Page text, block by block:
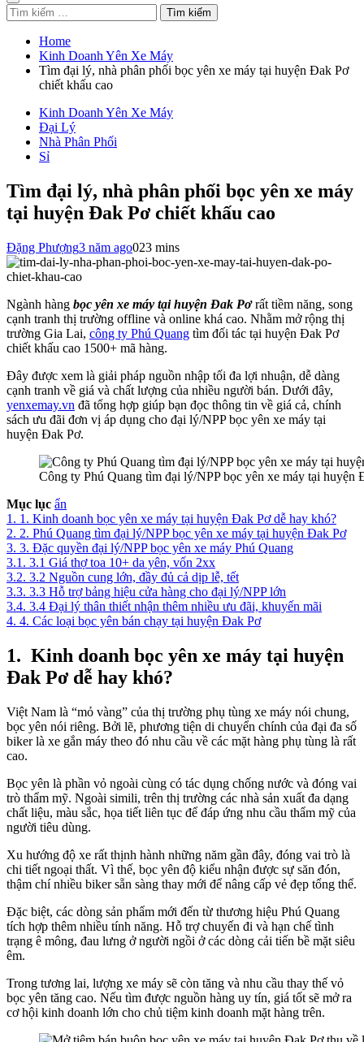
Tìm
kiếm
cho:
Home
Kinh Doanh Yên Xe Máy
Tìm đại lý, nhà phân phối bọc yên xe máy tại huyện Đak Pơ
chiết khấu cao
Kinh Doanh Yên Xe Máy
Đại Lý
Nhà Phân Phối
Sỉ
Tìm đại lý, nhà phân phối bọc yên xe máy
tại huyện Đak Pơ chiết khấu cao
Đặng Phượng3 năm ago023 mins
Ngành hàng bọc yên xe máy tại huyện Đak Pơ rất tiềm năng, song
cạnh tranh thị trường offline và online khá cao. Nhằm mở rộng thị
trường Gia Lai, công ty Phú Quang tìm đối tác tại huyện Đak Pơ
chiết khấu cao 1500+ mã hàng.
Đây được xem là giải pháp nguồn nhập tối đa lợi nhuận, dễ dàng
cạnh tranh về giá và chất lượng của nhiều người bán. Dưới đây,
yenxemay.vn đã tổng hợp giúp bạn đọc thông tin về giá cả, chính
sách ưu đãi đơn vị áp dụng cho đại lý/NPP bọc yên xe máy tại
huyện Đak Pơ.
Công ty Phú Quang tìm đại lý/NPP bọc yên xe máy tại huyện
Mục lục ẩn
1. 1. Kinh doanh bọc yên xe máy tại huyện Đak Pơ dễ hay khó?
2. 2. Phú Quang tìm đại lý/NPP bọc yên xe máy tại huyện Đak Pơ
3. 3. Đặc quyền đại lý/NPP bọc yên xe máy Phú Quang
3.1. 3.1 Giá thợ toa 10+ da yên, vốn 2xx
3.2. 3.2 Nguồn cung lớn, đầy đủ cả dịp lễ, tết
3.3. 3.3 Hỗ trợ bảng hiệu cửa hàng cho đại lý/NPP lớn
3.4. 3.4 Đại lý thân thiết nhận thêm nhiều ưu đãi, khuyến mãi
4. 4. Các loại bọc yên bán chạy tại huyện Đak Pơ
1. Kinh doanh bọc yên xe máy tại huyện
Đak Pơ dễ hay khó?
Việt Nam là “mỏ vàng” của thị trường phụ tùng xe máy nói chung,
bọc yên nói riêng. Bởi lẽ, phương tiện di chuyển chính của đại đa số
biker là xe gắn máy theo đó nhu cầu về các mặt hàng phụ tùng là rất
cao.
Bọc yên là phần vỏ ngoài cùng có tác dụng chống nước và đóng vai
trò thẩm mỹ. Ngoài simili, trên thị trường các nhà sản xuất đa dạng
chất liệu, màu sắc, họa tiết liên tục để đáp ứng nhu cầu thẩm mỹ của
người tiêu dùng.
Xu hướng độ xe rất thịnh hành những năm gần đây, đóng vai trò là
chi tiết ngoại thất. Vì thế, bọc yên độ kiểu nhận được sự săn đón,
thậm chí nhiều biker sẵn sàng thay mới để nâng cấp vẻ đẹp tổng thể.
Đặc biệt, các dòng sản phẩm mới đến từ thương hiệu Phú Quang
tích hợp thêm nhiều tính năng. Hỗ trợ chuyến đi và hạn chế tình
trạng ê mông, đau lưng ở người ngồi ở các dòng cải tiến bề mặt siêu
êm.
Trong tương lai, lượng xe máy sẽ còn tăng và nhu cầu thay thế vỏ
bọc yên tăng cao. Nếu tìm được nguồn hàng uy tín, giá tốt sẽ mở ra
cơ hội kinh doanh lớn cho chủ tiệm kinh doanh mặt hàng trên.